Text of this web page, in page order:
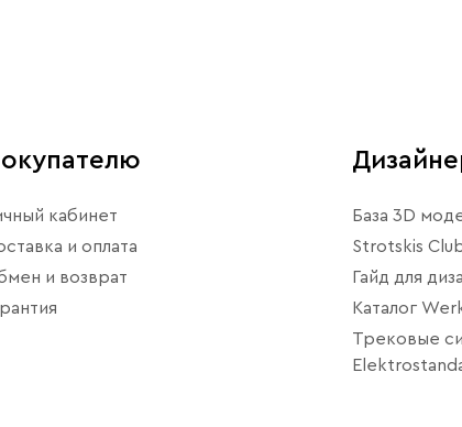
кабинет
и оплата
и возврат
База 3D
Strotskis
Гайд для
Каталог
Трековые